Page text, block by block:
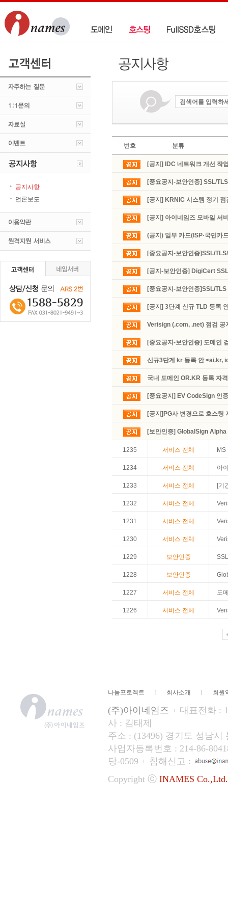
공지사항
언론보도
번호 분류
[공지] IDC 네트워크 개선 작
[중요공지-보안인증] SSL/
[공지] KRNIC 시스템 정기
[공지] 아이네임즈 모바일 서
(공지) 일부 카드(ISP·국민카
[중요공지-보안인증]SSL/
[공지-보안인증] DigiCert
[중요공지-보안인증]SSL/
[공지] 3단계 신규 TLD 등록
Verisign (.com, .net) 점검 공
[중요공지-보안인증] 도메인
신규3단계 kr 등록 안 <ai.kr,
국내 도메인 OR.KR 등록 자
[중요공지] EV CodeSign 인
[공지]PG사 변경으로 호스팅
[보안인증] GlobalSign
1235 서비스 전체
1234 서비스 전체 아
1233 서비스 전체 [기
1232 서비스 전체
1231 서비스 전체
1230 서비스 전체
1229 보안인증
1228 보안인증
1227 서비스 전체 도
1226 서비스 전체
나눔프로젝트 회사소개 회원
(주)아이네임즈
대표전화 :
사 : 김태제
주소 : (13496) 경기도 성남
사업자등록번호 : 214-86-
당-0509
침해신고 :
Copyright ⓒ INAMES Co.,Ltd.